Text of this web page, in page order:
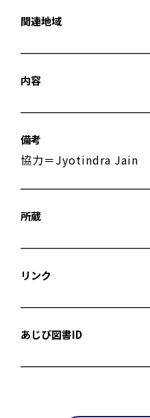
関連地域
内容
備考
協力＝Jyotindra Jain
所蔵
リンク
あじび図書ID